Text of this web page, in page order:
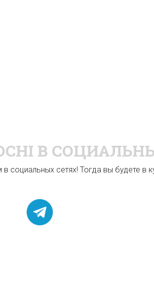
В
социальных сетях! Тогда вы будете в